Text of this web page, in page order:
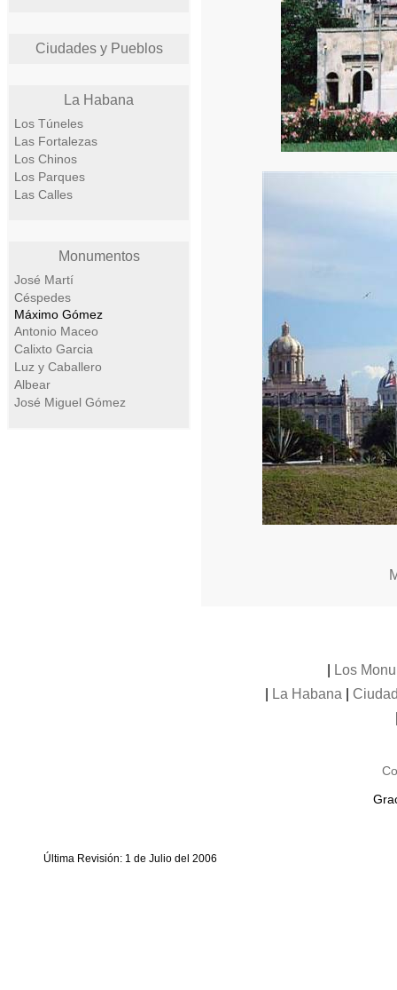
Ciudades y Pueblos
La Habana
Los Túneles
Las Fortalezas
Los Chinos
Los Parques
Las Calles
Monumentos
José Martí
Céspedes
Máximo Gómez
Antonio Maceo
Calixto Garcia
Luz y Caballero
Albear
José Miguel Gómez
Los
La Habana
Última Revisión: 1 de Julio del 2006